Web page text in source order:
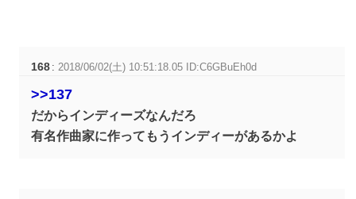
168 : 2018/06/02(土) 10:51:18.05 ID:C6GBuEh0d
>>137
だからインディーズなんだろ
有名作曲家に作ってもうインディーがあるかよ